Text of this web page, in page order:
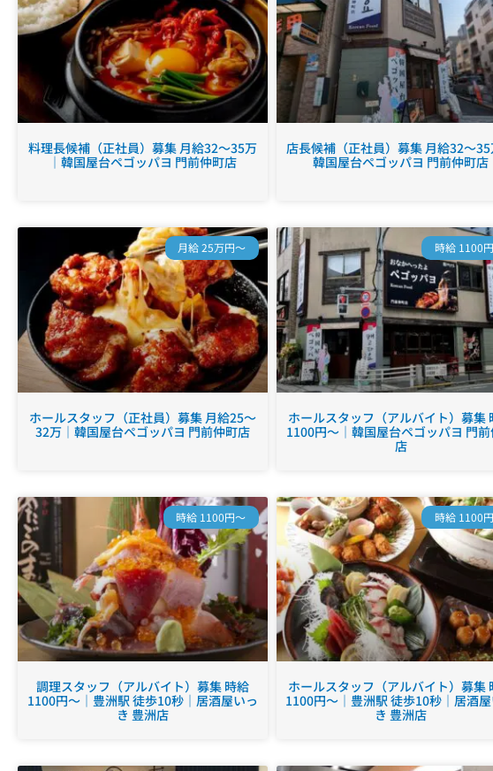
料理長候補（正社員）募集 月給32～35万
｜韓国屋台ペゴッパヨ 門前仲町店
店長候補（正社員）募集 月給32～35
韓国屋台ペゴッパヨ 門前仲町店
月給 25万円～
ホールスタッフ（正社員）募集 月給25～
32万｜韓国屋台ペゴッパヨ 門前仲町店
時給 1100
ホールスタッフ（アルバイト）募集
1100円～｜韓国屋台ペゴッパヨ 門
店
時給 1100円～
調理スタッフ（アルバイト）募集 時給
1100円～｜豊洲駅 徒歩10秒｜居酒屋いっ
き 豊洲店
時給 1100
ホールスタッフ（アルバイト）募集
1100円～｜豊洲駅 徒歩10秒｜居酒屋
き 豊洲店